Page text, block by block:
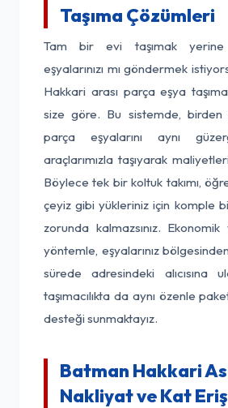
Taşıma Çözümleri
Tam bir evi taşımak
eşyalarınızı mı göndermek
Hakkari arası parça eşya
size göre. Bu sistemde, birden
parça eşyalarını aynı
araçlarımızla taşıyarak
Böylece tek bir koltuk takımı,
çeyiz gibi yükleriniz için komple
zorunda kalmazsınız.
yöntemle, eşyalarınız
sürede adresindeki alıcısına
taşımacılıkta da aynı özenle
desteği sunmaktayız.
Batman Hakkari
Nakliyat ve Kat